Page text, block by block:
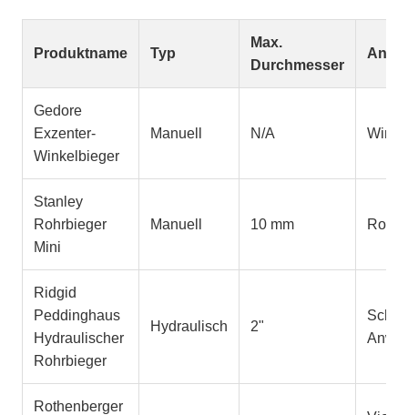
Produktname Typ
Max.
Durchmesser
Gedore
Exzenter-
Winkelbieger
Manuell N/A
Stanley
Rohrbieger
Mini
Manuell 10 mm
Ridgid
Peddinghaus
Hydraulischer
Rohrbieger
Hydraulisch 2"
Rothenberger